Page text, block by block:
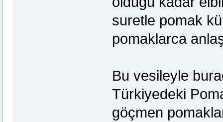
suretle pomak
pomaklarca
Bu vesileyle
Türkiyedeki
göçmen